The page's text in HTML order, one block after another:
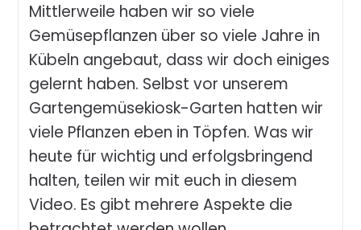
Mittlerweile haben wir so viele
Gemüsepflanzen über so viele Jahre in
Kübeln angebaut, dass wir doch einiges
gelernt haben. Selbst vor unserem
Gartengemüsekiosk-Garten hatten wir
viele Pflanzen eben in Töpfen. Was wir
heute für wichtig und erfolgsbringend
halten, teilen wir mit euch in diesem
Video. Es gibt mehrere Aspekte die